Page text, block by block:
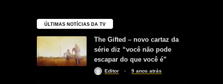
ÚLTIMAS NOTÍCIAS DA TV
The Gifted – novo cartaz da
série diz “você não pode
escapar do que você é”
Editor 9 anos atrás